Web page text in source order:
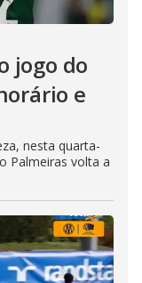
jogo do
e
nesta quarta-
Palmeiras volta a